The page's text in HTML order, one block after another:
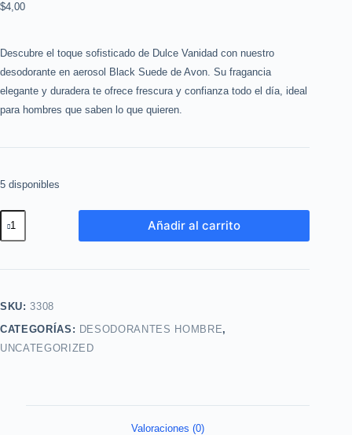
$4,00
Descubre el toque sofisticado de Dulce Vanidad con nuestro
desodorante en aerosol Black Suede de Avon. Su fragancia
elegante y duradera te ofrece frescura y confianza todo el día, ideal
para hombres que saben lo que quieren.
5 disponibles
Desodorante
en
Avon
cantidad
Añadir al carrito
SKU:3308
CATEGORÍAS: DESODORANTES HOMBRE,
UNCATEGORIZED
Valoraciones (0)